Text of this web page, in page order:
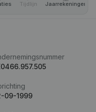
Tijdlijn Jaar­rekeningen
09-1999